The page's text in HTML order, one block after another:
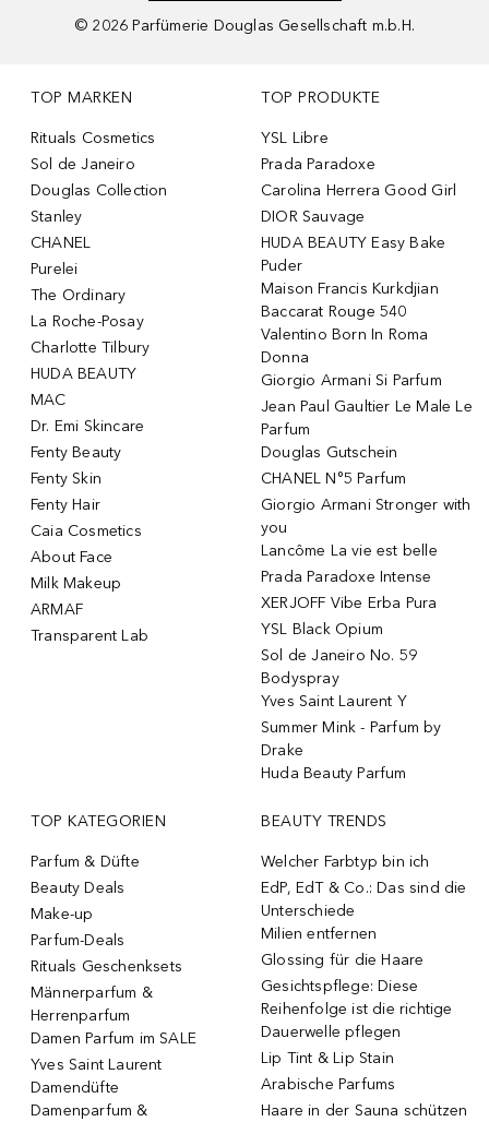
© 2026 Parfümerie Douglas Gesellschaft m.b.H.
TOP MARKEN
Rituals Cosmetics
Sol de Janeiro
Douglas Collection
Stanley
CHANEL
Purelei
The Ordinary
La Roche-Posay
Charlotte Tilbury
HUDA BEAUTY
MAC
Dr. Emi Skincare
Fenty Beauty
Fenty Skin
Fenty Hair
Caia Cosmetics
About Face
Milk Makeup
ARMAF
Transparent Lab
TOP PRODUKTE
YSL Libre
Prada Paradoxe
Carolina Herrera Good Girl
DIOR Sauvage
HUDA BEAUTY Easy Bake
Puder
Maison Francis Kurkdjian
Baccarat Rouge 540
Valentino Born In Roma
Donna
Giorgio Armani Si Parfum
Jean Paul Gaultier Le Male Le
Parfum
Douglas Gutschein
CHANEL N°5 Parfum
Giorgio Armani Stronger with
you
Lancôme La vie est belle
Prada Paradoxe Intense
XERJOFF Vibe Erba Pura
YSL Black Opium
Sol de Janeiro No. 59
Bodyspray
Yves Saint Laurent Y
Summer Mink - Parfum by
Drake
Huda Beauty Parfum
TOP KATEGORIEN
Parfum & Düfte
Beauty Deals
Make-up
Parfum-Deals
Rituals Geschenksets
Männerparfum &
Herrenparfum
Damen Parfum im SALE
Yves Saint Laurent
Damendüfte
Damenparfum &
BEAUTY TRENDS
Welcher Farbtyp bin ich
EdP, EdT & Co.: Das sind die
Unterschiede
Milien entfernen
Glossing für die Haare
Gesichtspflege: Diese
Reihenfolge ist die richtige
Dauerwelle pflegen
Lip Tint & Lip Stain
Arabische Parfums
Haare in der Sauna schützen